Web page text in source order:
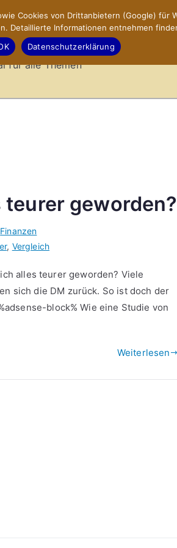
– Hilfsportal
für alle Themen
teurer geworden?
Finanzen
, Vergleich
alles teurer geworden? Viele
sich die DM zurück. So ist doch der
block% Wie eine Studie von
Weiterlesen
Cookies von Drittanbietern (Google) für
Detaillierte Informationen entnehmen
Datenschutzerklärung